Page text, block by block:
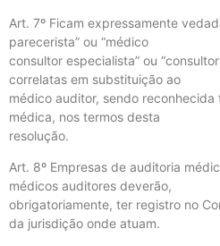
Art. 7º Ficam expressamente
parecerista” ou “médico
consultor especialista” ou
correlatas em substituição ao
médico auditor, sendo reconhecida
médica, nos termos desta
resolução.
Art. 8º Empresas de auditoria
médicos auditores deverão,
obrigatoriamente, ter registro no
da jurisdição onde atuam.